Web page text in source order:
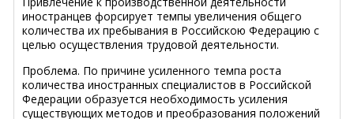
иностранцев форсирует темпы увеличения общего
количества их пребывания в Российскою Федерацию с
целью осуществления трудовой деятельности.
Проблема. По причине усиленного темпа роста
количества иностранных специалистов в Российской
Федерации образуется необходимость усиления
существующих методов и преобразования положений